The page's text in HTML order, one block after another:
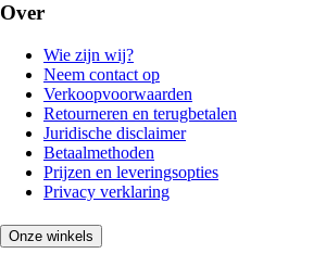
Over
Wie zijn wij?
Neem contact op
Verkoopvoorwaarden
Retourneren en terugbetalen
Juridische disclaimer
Betaalmethoden
Prijzen en leveringsopties
Privacy verklaring
Onze winkels